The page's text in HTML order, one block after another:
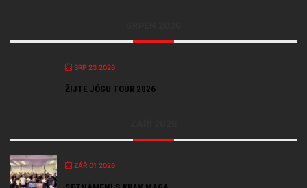
SRP 23 2026
ŽIJTE JÓGU TOUR 2026
ZÁŘ 01 2026